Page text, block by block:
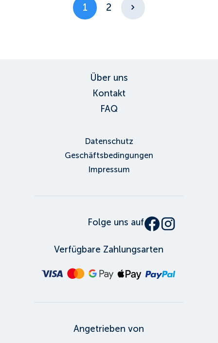
1 2
Über uns
Kontakt
FAQ
Datenschutz
Geschäftsbedingungen
Impressum
Folge uns auf
Verfügbare Zahlungsarten
Angetrieben von